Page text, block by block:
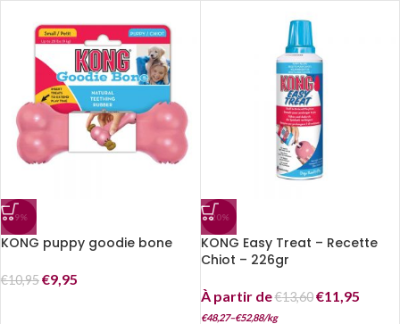
-9%
KONG puppy goodie bone
€10,95€9,95
-20%
KONG Easy Treat – Recette
Chiot – 226gr
À partir de€13,60 €11,95
€48,27–€52,88/kg